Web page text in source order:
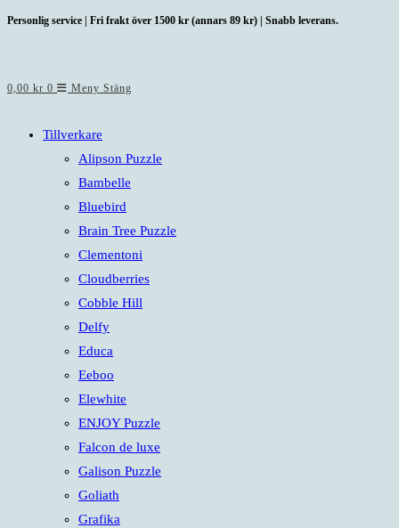
Hoppa
Personlig service | Fri frakt över 1500 kr (annars 89 kr) | Snabb leverans.
0,00 kr 0 Meny Stäng
Tillverkare
Alipson Puzzle
Bambelle
Bluebird
Brain Tree Puzzle
Clementoni
Cloudberries
Cobble Hill
Delfy
Educa
Eeboo
Elewhite
ENJOY Puzzle
Falcon de luxe
Galison Puzzle
Goliath
Grafika